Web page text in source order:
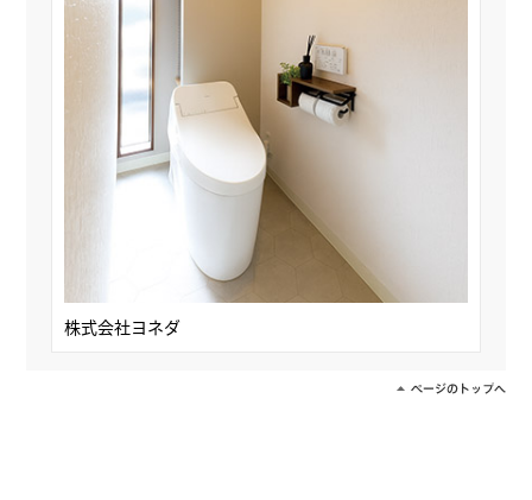
株式会社ヨネダ